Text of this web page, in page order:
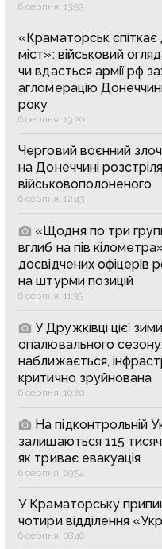
6 серпня, 13:53
«Краматорськ
міст»: військовий
чи вдасться армії рф
агломерацію
року
6 серпня, 13:20
Черговий воєнний
на Донеччині
військовополоненого
6 серпня, 12:43
«Щодня по три
вглиб на пів
досвідчених офіцерів
на штурми позицій
6 серпня, 11:35
У Дружківці цієї
опалювального
наближається,
критично зруйнована
6 серпня, 10:20
На підконтрольній
залишаються 115
як триває евакуація
6 серпня, 09:54
У Краматорську
чотири відділення
6 серпня, 08:46